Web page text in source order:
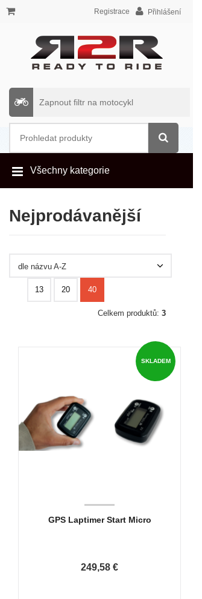
Přihlášení
Registrace
Zapnout filtr na motocykl
Všechny kategorie
Nejprodávanější
dle názvu A-Z
13 20 40
Celkem produktů: 3
SKLADEM
GPS Laptimer Start Micro
249,58 €